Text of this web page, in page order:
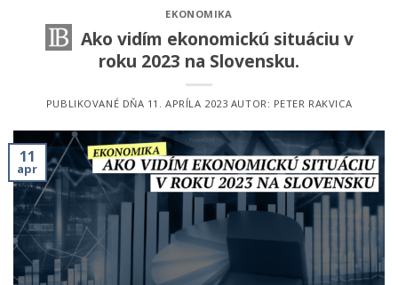
EKONOMIKA
Ako vidím ekonomickú situáciu v
roku 2023 na Slovensku.
PUBLIKOVANÉ DŇA 11. APRÍLA 2023 AUTOR: PETER RAKVICA
11
apr